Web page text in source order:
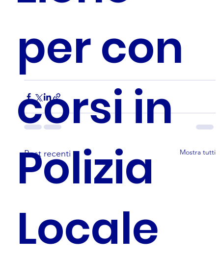
per con
corsi in
Polizia
Locale
Post recenti Mostra tutti